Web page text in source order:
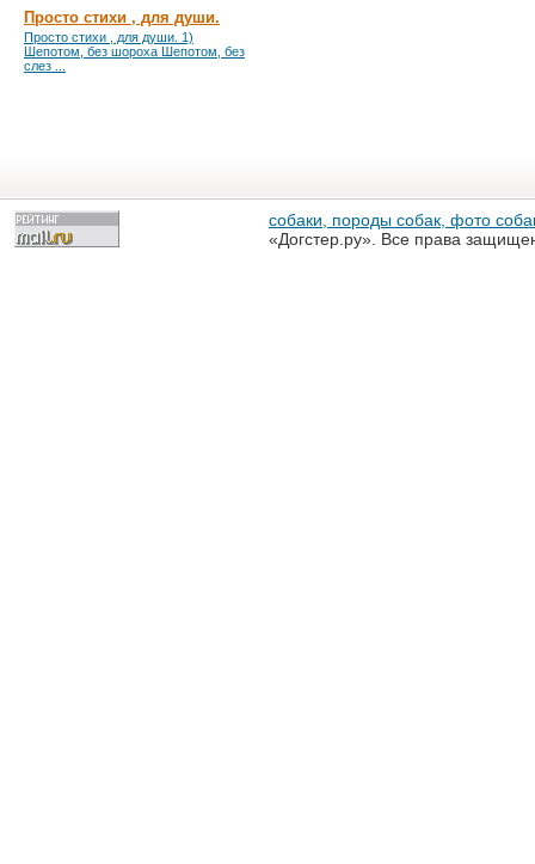
Просто стихи , для души.
Просто стихи , для души. 1)
Шепотом, без шороха Шепотом, без
слез ...
собаки, породы собак, фото
«Догстер.ру». Все права